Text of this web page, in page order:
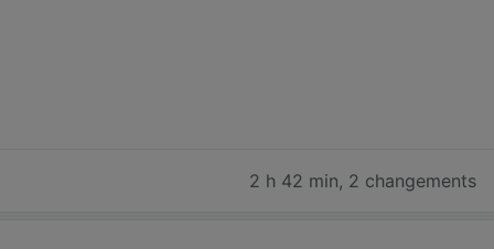
2 h 42 min, 2 changements